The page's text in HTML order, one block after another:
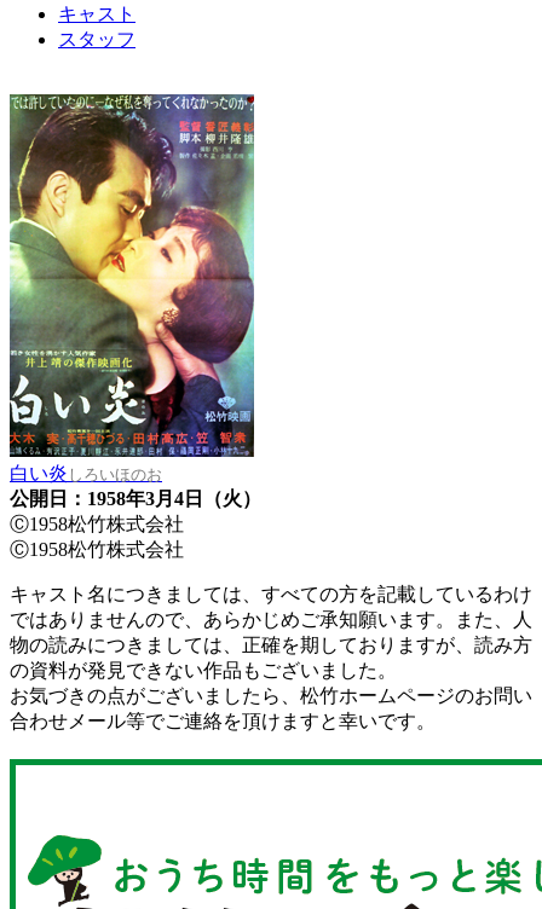
キャスト
スタッフ
白い炎 しろいほのお
公開日：1958年3月4日（火）
Ⓒ1958松竹株式会社
Ⓒ1958松竹株式会社
キャスト名につきましては、すべての方を記載しているわけ
ではありませんので、あらかじめご承知願います。また、人
物の読みにつきましては、正確を期しておりますが、読み方
の資料が発見できない作品もございました。
お気づきの点がございましたら、松竹ホームページのお問い
合わせメール等でご連絡を頂けますと幸いです。